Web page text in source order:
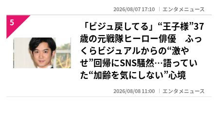
2026/08/07 17:10 エンタメニュース
「ビジュ戻してる」“王子様”37
歳の元戦隊ヒーロー俳優 ふっ
くらビジュアルからの“激や
せ”回帰にSNS騒然…語ってい
た“加齢を気にしない”心境
2026/08/08 11:00 エンタメニュース
5